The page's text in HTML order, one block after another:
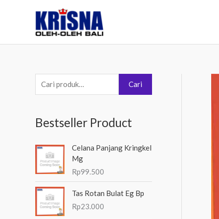
e
c
a
u
Cari
Bestseller Product
Celana Panjang Kringkel
Mg
Rp99.500
Tas Rotan Bulat Eg Bp
Rp23.000